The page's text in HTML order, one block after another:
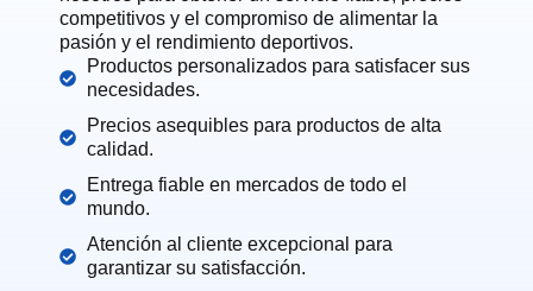
competitivos y el compromiso de alimentar la
pasión y el rendimiento deportivos.
Productos personalizados para satisfacer sus
necesidades.
Precios asequibles para productos de alta
calidad.
Entrega fiable en mercados de todo el
mundo.
Atención al cliente excepcional para
garantizar su satisfacción.